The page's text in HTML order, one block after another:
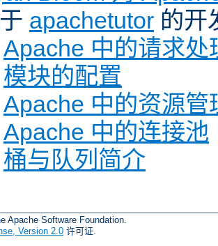
apachetutor 的开
Apache 中的请求处
模块的配置
Apache 中的资源管
Apache 中的连接池
桶与队列简介
Apache Software Foundation.
Version 2.0 许可证.